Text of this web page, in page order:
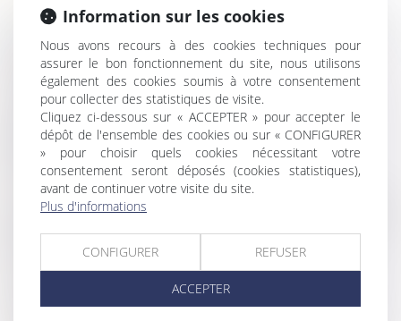
Contribution AGEFIPH : les nouvelles dispositions
pour la transmission des données par l’URSSAF et des
accords agréés
Prescription du délai de prise en charge de la
maladie professionnelle : derniers rappels
Coïncidence entre les jours fériés et les jours de
repos : quid d’une majoration ou d’un repos
supplémentaire
Congés non pris au 31 mai, que dit la loi ?
Alcool au volant : les obligations de l'employeur en
De la jurisprudence liée aux arrêts de travail
Les employeurs peuvent temporairement couper
l’eau chaude
Information sur les cookies
Nous avons recours à des cookies techniques pour
assurer le bon fonctionnement du site, nous utilisons
également des cookies soumis à votre consentement
pour collecter des statistiques de visite.
Cliquez ci-dessous sur « ACCEPTER » pour accepter le
dépôt de l'ensemble des cookies ou sur « CONFIGURER
» pour choisir quels cookies nécessitant votre
consentement seront déposés (cookies statistiques),
avant de continuer votre visite du site.
Plus d'informations
CONFIGURER REFUSER
ACCEPTER